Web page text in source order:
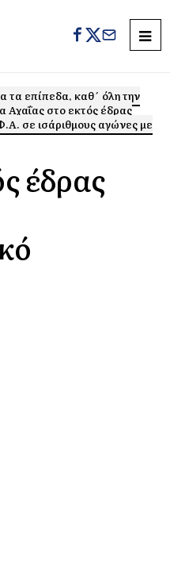
επίπεδα, καθ´ όλη την
Αχαΐας στο εκτός έδρας
σε ισάριθμους αγώνες με
έδρας